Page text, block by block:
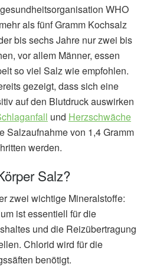
WHO
als fünf Gramm Kochsalz
bis sechs Jahre nur zwei bis
vor allem Männer, essen
so viel Salz wie empfohlen.
gezeigt, dass sich eine
auf den Blutdruck auswirken
und Herzschwäche
Salzaufnahme von 1,4 Gramm
werden.
Salz?
zwei wichtige Mineralstoffe:
ist essentiell für die
und die Reizübertragung
Chlorid wird für die
benötigt.